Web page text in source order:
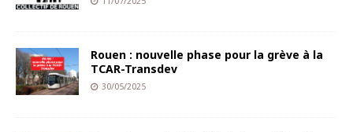
Rouen : nouvelle phase pour la grève à la
TCAR-Transdev
30/05/2025